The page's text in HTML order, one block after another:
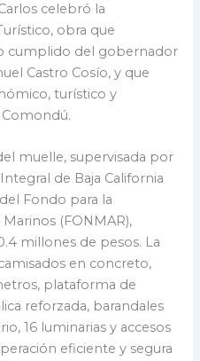
celebró la
obra que
cumplido del gobernador
Castro Cosío, y que
turístico y
muelle, supervisada por
de Baja California
Fondo para la
(FONMAR),
millones de pesos. La
en concreto,
plataforma de
reforzada, barandales
16 luminarias y accesos
eficiente y segura